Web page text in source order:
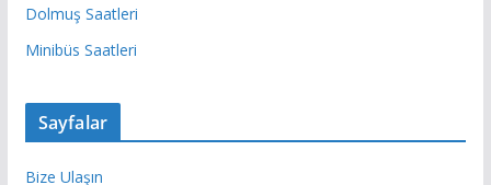
Dolmuş Saatleri
Minibüs Saatleri
Sayfalar
Bize Ulaşın